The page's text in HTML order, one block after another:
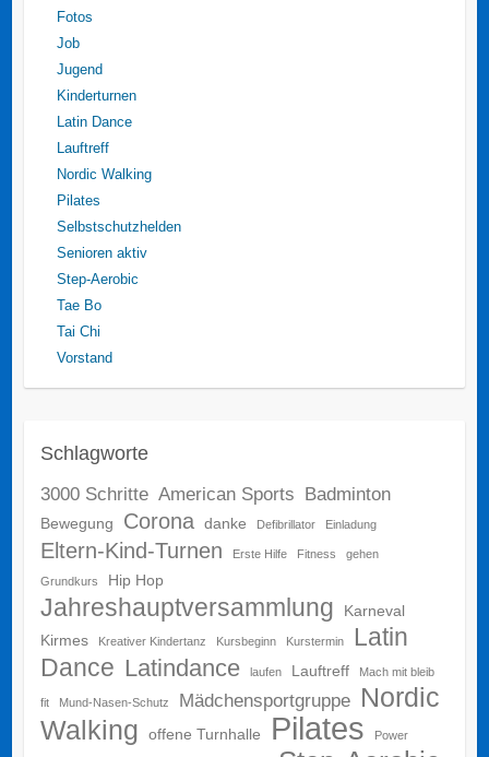
Fotos
Job
Jugend
Kinderturnen
Latin Dance
Lauftreff
Nordic Walking
Pilates
Selbstschutzhelden
Senioren aktiv
Step-Aerobic
Tae Bo
Tai Chi
Vorstand
Schlagworte
3000 Schritte American Sports Badminton
Bewegung Corona danke Defibrillator Einladung
Eltern-Kind-Turnen Erste Hilfe Fitness gehen
Grundkurs Hip Hop
Jahreshauptversammlung
Karneval
Kirmes
Kreativer Kindertanz Kursbeginn Kurstermin
Latin
Dance Latindance laufen Lauftreff Mach mit bleib
fit Mund-Nasen-Schutz Mädchensportgruppe Nordic
Walking
offene Turnhalle Pilates Power